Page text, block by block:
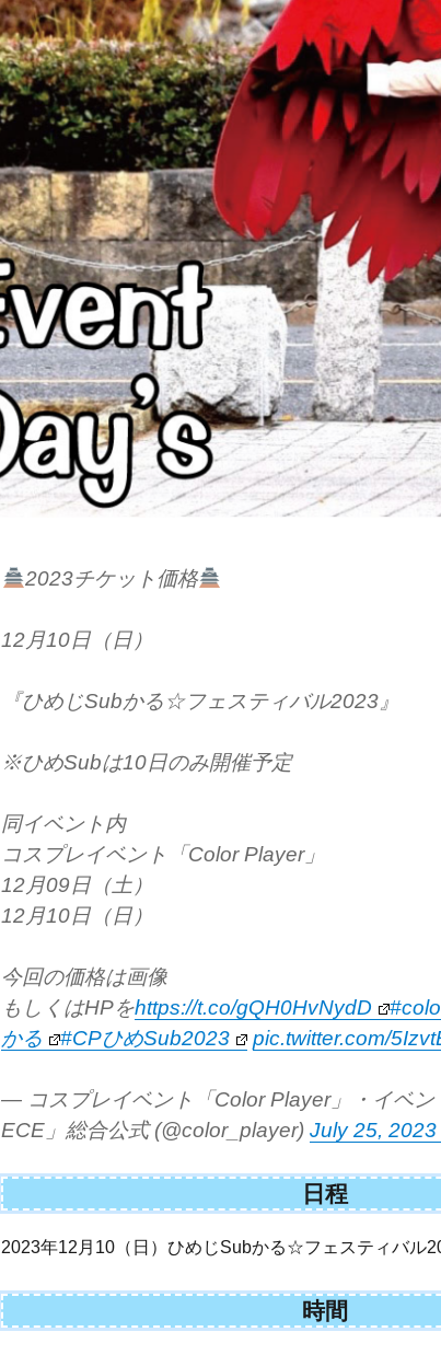
2023チケット価格
12月10日（日）
『ひめじSubかる☆フェスティバル2023』
※ひめSubは10日のみ開催予定
同イベント内
コスプレイベント「Color Player」
12月09日（土）
12月10日（日）
今回の価格は画像
もしくはHPをhttps://t.co/gQH0HvNydD
かる
#CPひめSub2023 pic.twitter.com/
— コスプレイベント「Color Player」・イベン
ECE」総合公式 (@color_player)July 25, 2023
日程
2023年12月10（日）ひめじSubかる☆フェスティバル
時間